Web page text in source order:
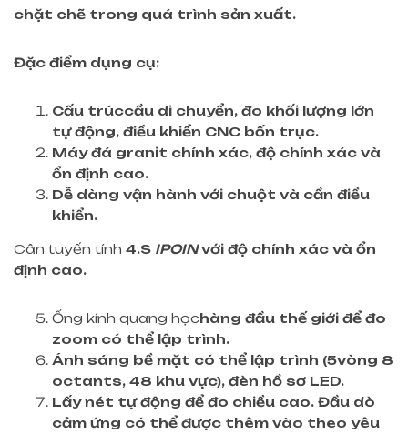
chặt chẽ trong quá trình sản xuất.
Đặc điểm dụng cụ:
Cấu trúccầu di chuyển, đo khối lượng lớn
tự động, điều khiển CNC bốn trục.
Máy đá granit chính xác, độ chính xác và
ổn định cao.
Dễ dàng vận hành với chuột và cần điều
khiển.
Cân tuyến tính 4.S IPOINvới độ chính xác và ổn
định cao.
Ống kính quang họchàng đầu thế giới để đo
zoom có thể lập trình.
Ánh sáng bề mặt có thể lập trình (5vòng 8
octants, 48 khu vực), đèn hồ sơ LED.
Lấy nét tự động để đo chiều cao. Đầu dò
cảm ứng có thể được thêm vào theo yêu